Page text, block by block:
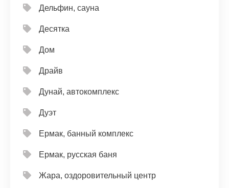
Дельфин, сауна
Десятка
Дом
Драйв
Дунай, автокомплекс
Дуэт
Ермак, банный комплекс
Ермак, русская баня
Жара, оздоровительный центр